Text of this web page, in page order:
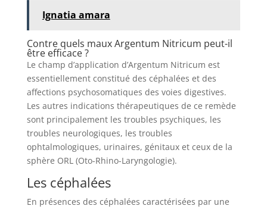
Ignatia amara
Contre quels maux Argentum Nitricum peut-il
être efficace ?
Le champ d’application d’Argentum Nitricum est
essentiellement constitué des céphalées et des
affections psychosomatiques des voies digestives.
Les autres indications thérapeutiques de ce remède
sont principalement les troubles psychiques, les
troubles neurologiques, les troubles
ophtalmologiques, urinaires, génitaux et ceux de la
sphère ORL (Oto-Rhino-Laryngologie).
Les céphalées
En présences des céphalées caractérisées par une